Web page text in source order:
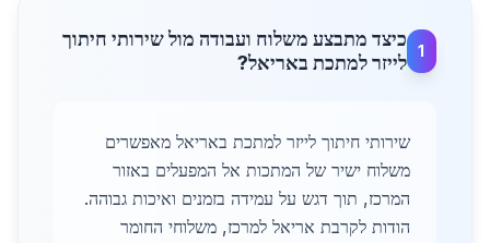
1
כיצד מתבצע משלוח ועבודה מול שירותי חיתוך
לייזר למתכת באריאל?
שירותי חיתוך לייזר למתכת באריאל מאפשרים
משלוח ישיר של המתכות אל המפעלים באזור
המרכז, תוך דגש על עמידה בזמנים ואיכות גבוהה.
הודות לקרבת אריאל למרכז, משלוחי החומר